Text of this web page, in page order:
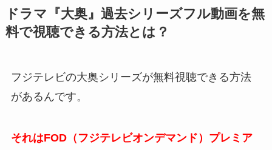
ドラマ『大奥』過去シリーズフル動画を無
料で視聴できる方法とは？
フジテレビの大奥シリーズが無料視聴できる方法
があるんです。
それはFOD（フジテレビオンデマンド）プレミア